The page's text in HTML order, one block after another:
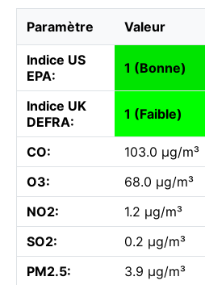
Paramètre Valeur
Indice US
EPA:
1 (Bonne)
Indice UK
DEFRA:
1 (Faible)
CO:
103.0 µg/m³
O3:
68.0 µg/m³
NO2:
1.2 µg/m³
SO2:
0.2 µg/m³
PM2.5:
3.9 µg/m³